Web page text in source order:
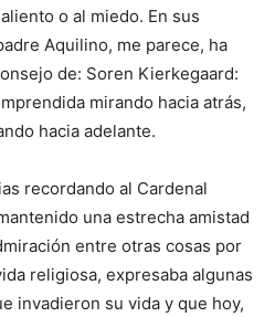
o al miedo. En sus
Aquilino, me parece, ha
de: Soren Kierkegaard:
mirando hacia atrás,
hacia adelante.
recordando al Cardenal
una estrecha amistad
entre otras cosas por
religiosa, expresaba algunas
invadieron su vida y que hoy,